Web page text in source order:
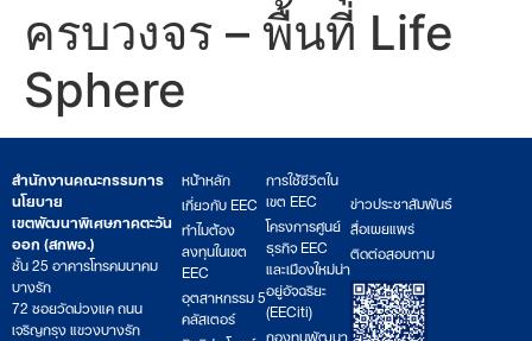
ครบวงจร – พื้นที่ Life
Sphere
สำนักงานคณะกรรมการ
นโยบาย
เขตพัฒนาพิเศษภาคตะวัน
ออก (สกพอ.)
ชั้น 25 อาคารโทรคมนาคม
บางรัก
72 ซอยวัดม่วงแค ถนน
เจริญกรุง แขวงบางรัก
หน้าหลัก
เกี่ยวกับ EEC
ทำไมต้อง
ลงทุนในเขต
EEC
อุตสาหกรรม 5
คลัสเตอร์
การใช้ชีวิตใน
เขต EEC
โครงการศูนย์
ธุรกิจ EEC
และเมืองใหม่น่า
อยู่อัจฉริยะ
(EECiti)
กองทุนพัฒนา
ข่าวประชาสัมพันธ์
สื่อเผยแพร่
ติดต่อสอบถาม